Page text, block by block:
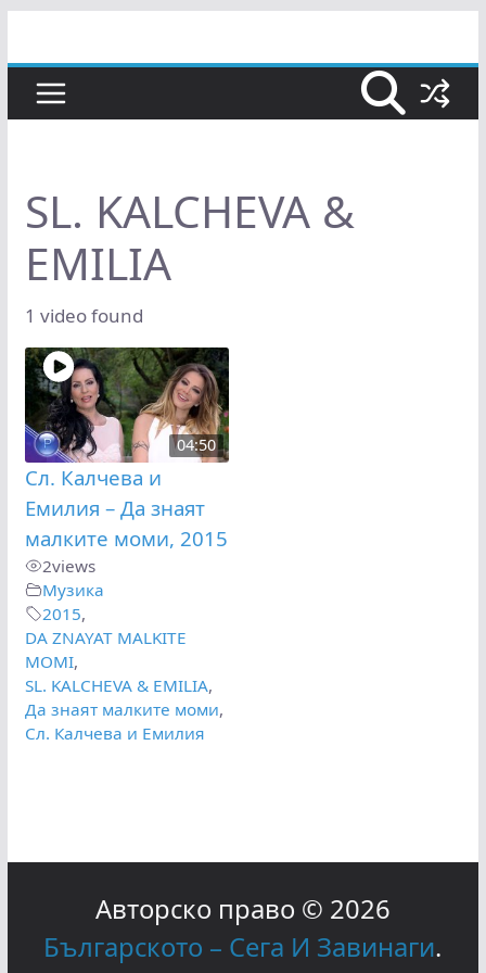
content
SL. KALCHEVA &
EMILIA
1 video found
04:50
Сл. Калчева и
Емилия – Да знаят
малките моми, 2015
2views
Музика
2015,
DA ZNAYAT MALKITE
MOMI,
SL. KALCHEVA & EMILIA,
Да знаят малките моми,
Сл. Калчева и Емилия
Авторско право © 2026
Българското – Сега И Завинаги.